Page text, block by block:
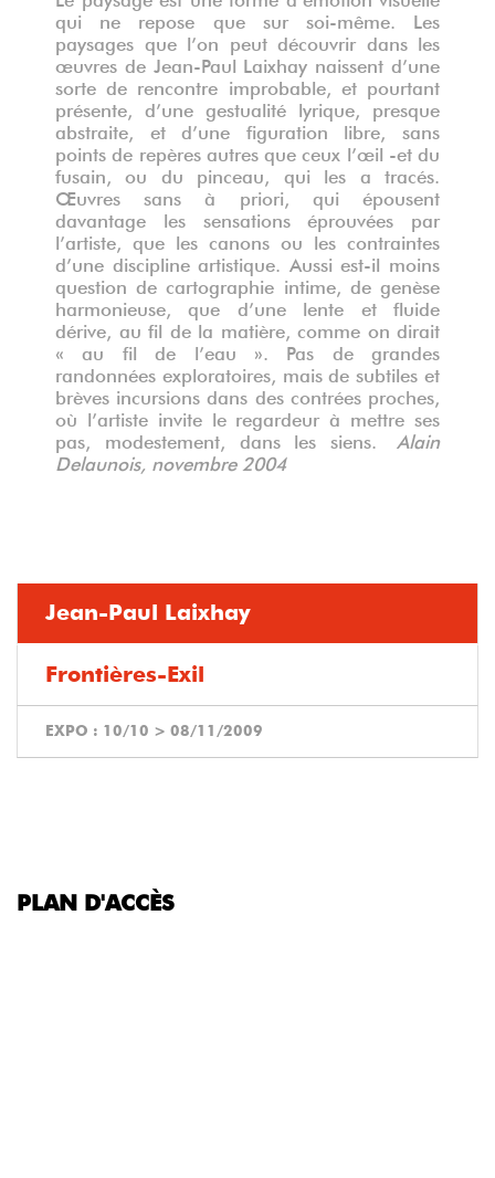
qui ne repose que sur soi-même. Les
paysages que l’on peut découvrir dans les
œuvres de Jean-Paul Laixhay naissent d’une
sorte de rencontre improbable, et pourtant
présente, d’une gestualité lyrique, presque
abstraite, et d’une figuration libre, sans
points de repères autres que ceux l’œil -et du
fusain, ou du pinceau, qui les a tracés.
Œuvres sans à priori, qui épousent
davantage les sensations éprouvées par
l’artiste, que les canons ou les contraintes
d’une discipline artistique. Aussi est-il moins
question de cartographie intime, de genèse
harmonieuse, que d’une lente et fluide
dérive, au fil de la matière, comme on dirait
« au fil de l’eau ». Pas de grandes
randonnées exploratoires, mais de subtiles et
brèves incursions dans des contrées proches,
où l’artiste invite le regardeur à mettre ses
pas, modestement, dans les siens. Alain
Delaunois, novembre 2004
Jean-Paul Laixhay
Frontières-Exil
EXPO : 10/10 > 08/11/2009
PLAN D'ACCÈS